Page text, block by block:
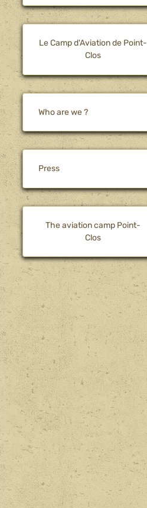
Le Camp d'Aviation de Point-
Clos
Who are we ?
Press
The aviation camp Point-
Clos